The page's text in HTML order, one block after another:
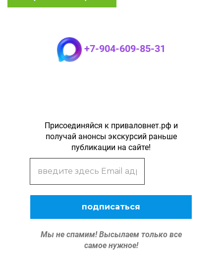
+7-904-609-85-31
Присоединяйся к приваловнет.рф и
получай анонсы экскурсий раньше
публикации на сайте!
Мы не спамим! Высылаем только все
самое нужное!